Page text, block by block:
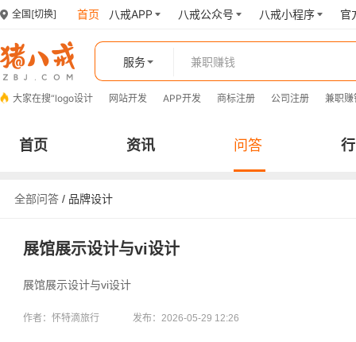
全国 [切换] 首页 八戒APP 八戒公众号 八戒小程序 官
服务
大家在搜“logo设计 网站开发 APP开发 商标注册 公司注册 兼职赚
首页 资讯 问答
全部问答 / 品牌设计
展馆展示设计与vi设计
展馆展示设计与vi设计
作者：怀特滴旅行 发布：2026-05-29 12:26